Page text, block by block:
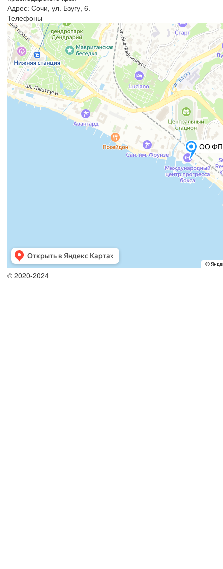
Адрес: Сочи, ул. Бзугу, 6.
Телефоны
© 2020-2024